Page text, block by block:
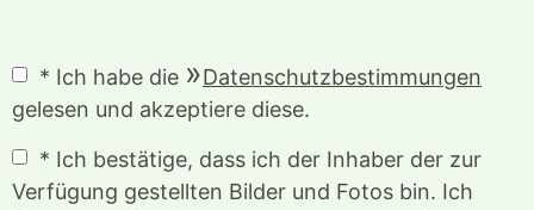
* Ich habe die
Datenschutzbestimmungen
gelesen und akzeptiere diese.
* Ich bestätige, dass ich der Inhaber der zur
Verfügung gestellten Bilder und Fotos bin. Ich